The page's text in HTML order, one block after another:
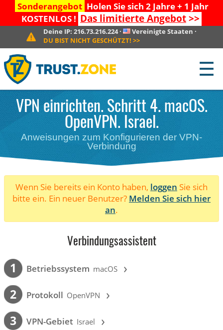
Sonderangebot Holen Sie sich 2 Jahre + 1 Jahr
KOSTENLOS ! Das limitierte Angebot>>
Deine IP: 216.73.216.224· Vereinigte Staaten ·
DU BIST NICHT GESCHÜTZT! >>
☰
VPN einrichten. Schritt 4. macOS.
OpenVPN. Israel.
Anweisungen zum Konfigurieren der VPN-
Verbindung
Wenn Sie bereits ein Konto haben, loggen Sie sich
bitte ein. Ein neuer Benutzer? Melden Sie sich hier
an.
Verbindungsassistent
1 Betriebssystem macOS ›
2 Protokoll OpenVPN ›
3 VPN-Gebiet Israel ›